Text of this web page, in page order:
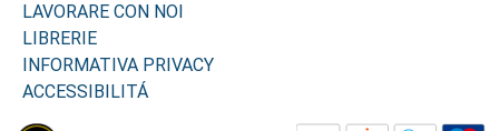
LAVORARE CON NOI
LIBRERIE
INFORMATIVA PRIVACY
ACCESSIBILITÁ